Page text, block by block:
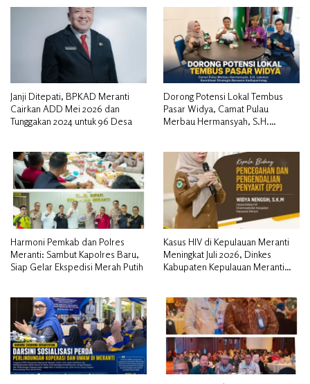
Janji Ditepati, BPKAD Meranti
Cairkan ADD Mei 2026 dan
Tunggakan 2024 untuk 96 Desa
Dorong Potensi Lokal Tembus
Pasar Widya, Camat Pulau
Merbau Hermansyah, S.H.
Harmoni Pemkab dan Polres
Meranti: Sambut Kapolres Baru,
Siap Gelar Ekspedisi Merah Putih
Kasus HIV di Kepulauan Meranti
Meningkat Juli 2026, Dinkes
Kabupaten Kepulauan Meranti